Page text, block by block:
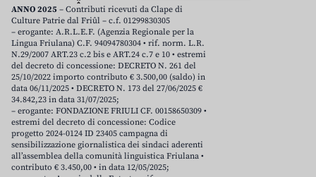
ANNO 2025 – Contributi ricevuti da Clape di
Culture Patrie dal Friûl – c.f. 01299830305
– erogante: A.R.L.E.F. (Agenzia Regionale per la
Lingua Friulana) C.F. 94094780304 • rif. norm. L.R.
N.29/2007 ART.23 c.2 bis e ART.24 c.7 e 10 • estremi
del decreto di concessione: DECRETO N. 261 del
25/10/2022 importo contributo € 3.500,00 (saldo) in
data 06/11/2025 • DECRETO N. 173 del 27/06/2025 €
34.842,23 in data 31/07/2025;
– erogante: FONDAZIONE FRIULI CF. 00158650309 •
estremi del decreto di concessione: Codice
progetto 2024-0124 ID 23405 campagna di
sensibilizzazione giornalistica dei sindaci aderenti
all’assemblea della comunità linguistica Friulana •
contributo € 3.450,00 • in data 12/05/2025;